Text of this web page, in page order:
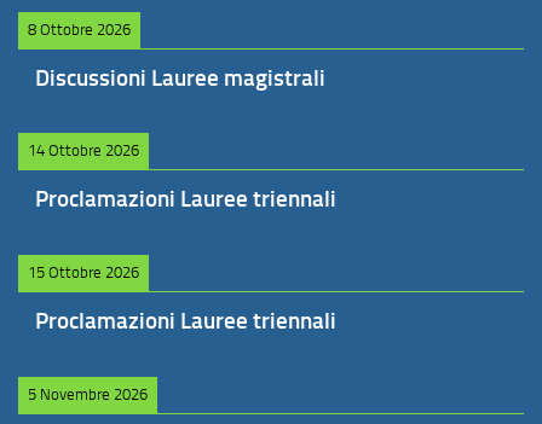
8 Ottobre 2026
Discussioni Lauree magistrali
14 Ottobre 2026
Proclamazioni Lauree triennali
15 Ottobre 2026
Proclamazioni Lauree triennali
5 Novembre 2026